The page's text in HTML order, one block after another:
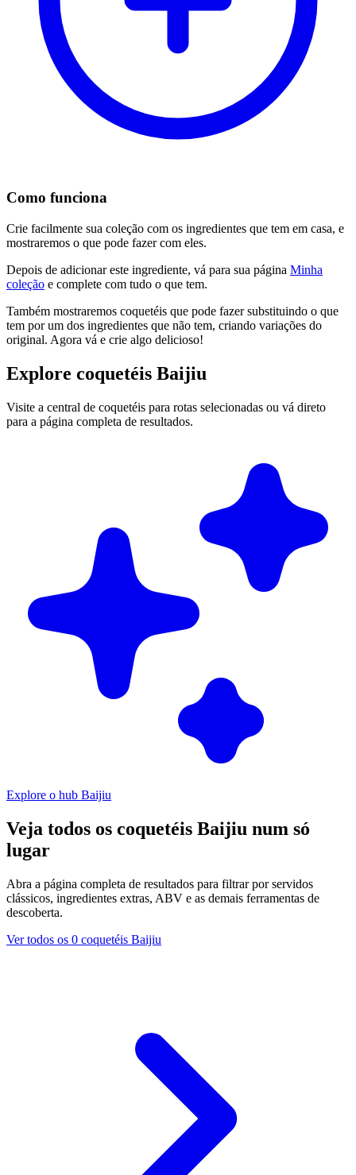
Como funciona
Crie facilmente sua coleção com os ingredientes que tem em casa, e
mostraremos o que pode fazer com eles.
Depois de adicionar este ingrediente, vá para sua página Minha
coleção e complete com tudo o que tem.
Também mostraremos coquetéis que pode fazer substituindo o que
tem por um dos ingredientes que não tem, criando variações do
original. Agora vá e crie algo delicioso!
Explore coquetéis Baijiu
Visite a central de coquetéis para rotas selecionadas ou vá direto
para a página completa de resultados.
Explore o hub Baijiu
Veja todos os coquetéis Baijiu num só
lugar
Abra a página completa de resultados para filtrar por servidos
clássicos, ingredientes extras, ABV e as demais ferramentas de
descoberta.
Ver todos os 0 coquetéis Baijiu